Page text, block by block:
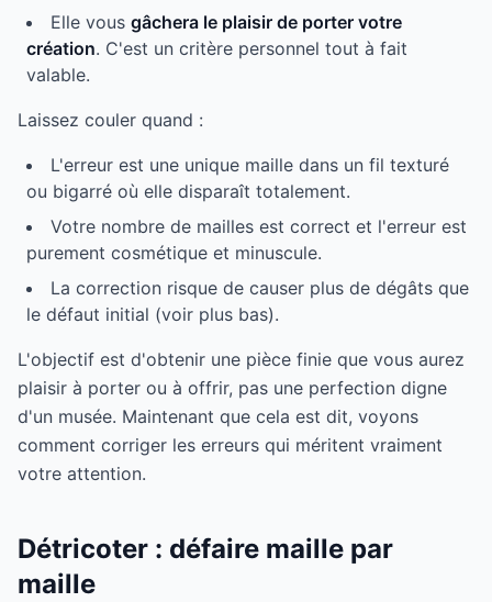
Elle vous gâchera le plaisir de porter votre
création. C'est un critère personnel tout à fait
valable.
Laissez couler quand :
L'erreur est une unique maille dans un fil texturé
ou bigarré où elle disparaît totalement.
Votre nombre de mailles est correct et l'erreur est
purement cosmétique et minuscule.
La correction risque de causer plus de dégâts que
le défaut initial (voir plus bas).
L'objectif est d'obtenir une pièce finie que vous aurez
plaisir à porter ou à offrir, pas une perfection digne
d'un musée. Maintenant que cela est dit, voyons
comment corriger les erreurs qui méritent vraiment
votre attention.
Détricoter : défaire maille par
maille